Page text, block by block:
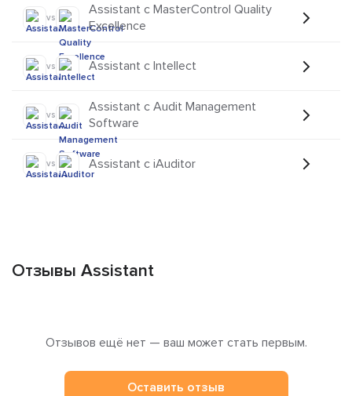
vs
Assistant с MasterControl Quality
Excellence
vs Assistant с Intellect
vs
Assistant с Audit Management
Software
vs Assistant с iAuditor
Отзывы Assistant
Отзывов ещё нет — ваш может стать первым.
Оставить отзыв